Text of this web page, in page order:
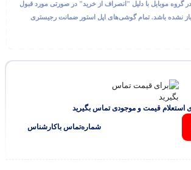
گروه موبایل با دلیل "انصراف از خرید" در صورتی مورد قبول
نشده باشد. تمام گوشی‌های اپل استور ضمانت رجیستری
استعلام قیمت و موجودی تماس بگیرید
شماره‌تماس‌ با‌کارشناس